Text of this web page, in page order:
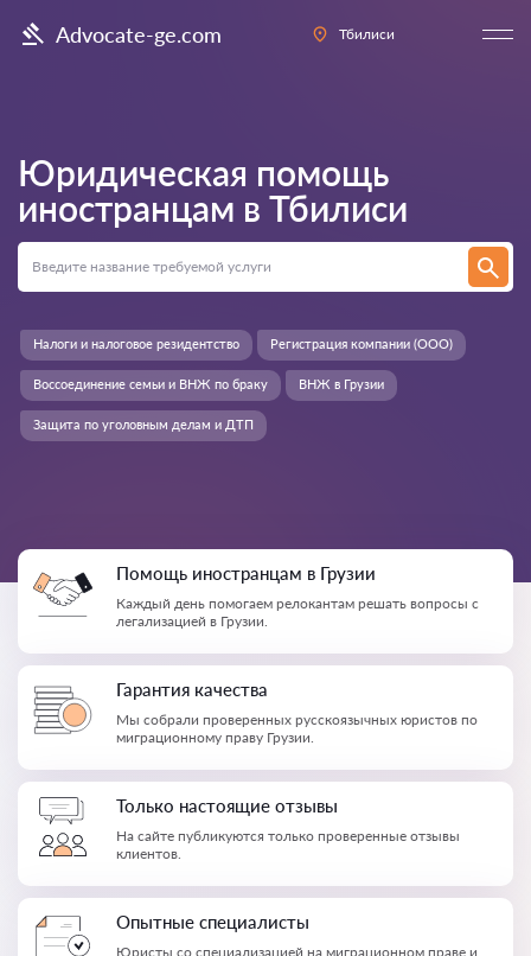
Advocate-ge.com Тбилиси
Юридическая помощь
иностранцам в Тбилиси
Защита по уголовным делам и ДТП
Налоги и налоговое резидентство Регистрация компании (ООО)
Воссоединение семьи и ВНЖ по браку ВНЖ в Грузии
Помощь иностранцам в Грузии
Каждый день помогаем релокантам решать вопросы с
легализацией в Грузии.
Гарантия качества
Мы собрали проверенных русскоязычных юристов по
миграционному праву Грузии.
Только настоящие отзывы
На сайте публикуются только проверенные отзывы
клиентов.
Опытные специалисты
Юристы со специализацией на миграционном праве и